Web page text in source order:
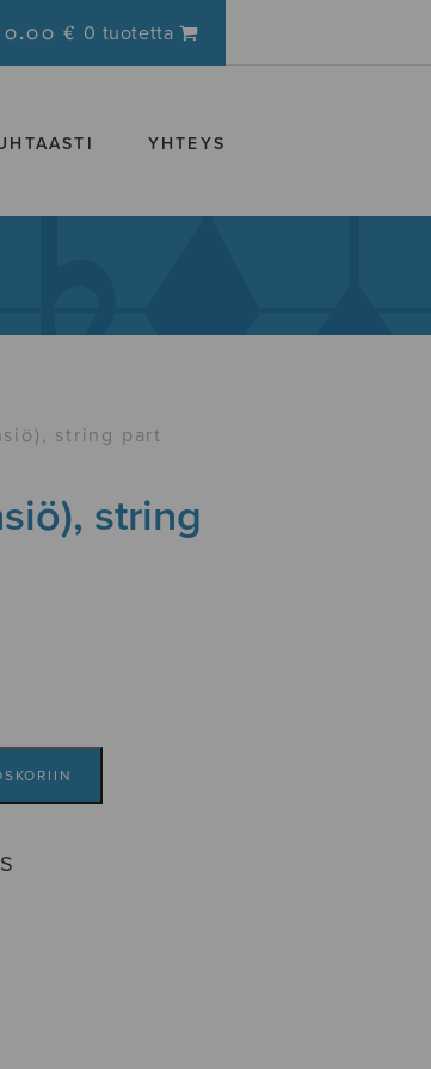
0.00 € 0 tuotetta
YHTEYS
string part
string